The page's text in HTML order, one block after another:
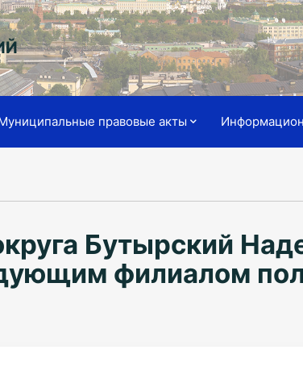
правовые акты
Бутырский
филиалом